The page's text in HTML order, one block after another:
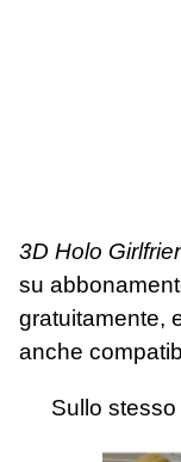
3D Holo
su
gratuitamente,
anche
Sullo stesso